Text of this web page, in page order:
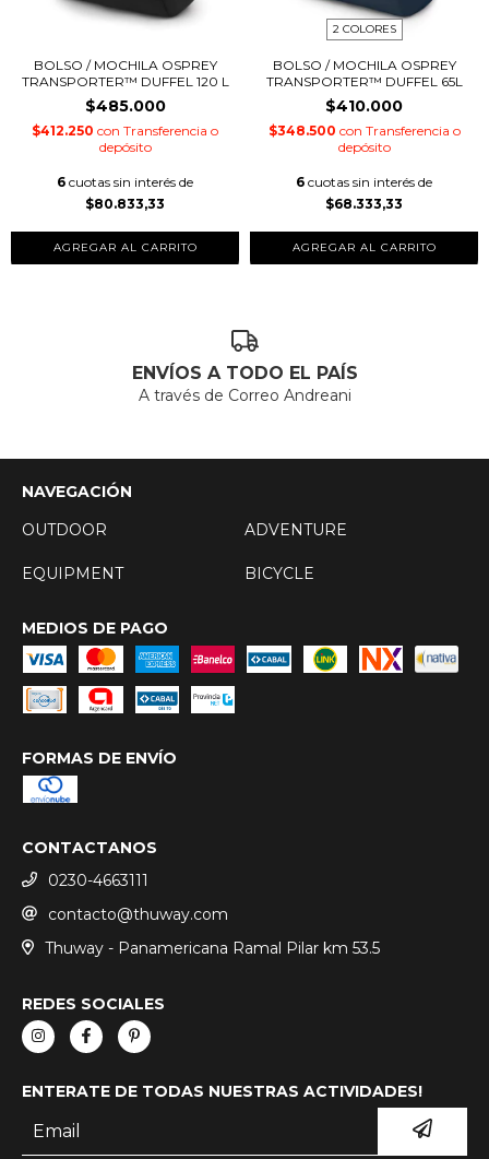
BOLSO / MOCHILA OSPREY
TRANSPORTER™ DUFFEL 120 L
$485.000
$412.250 con Transferencia o
depósito
6 cuotas sin interés de
$80.833,33
2 COLORES
BOLSO / MOCHILA OSPREY
TRANSPORTER™ DUFFEL 65L
$410.000
$348.500 con Transferencia o
depósito
6 cuotas sin interés de
$68.333,33
AGREGAR AL CARRITO
ENVÍOS A TODO EL PAÍS
A través de Correo Andreani
NAVEGACIÓN
OUTDOOR
ADVENTURE
EQUIPMENT BICYCLE
MEDIOS DE PAGO
FORMAS DE ENVÍO
CONTACTANOS
0230-4663111
contacto@thuway.com
Thuway - Panamericana Ramal Pilar km 53.5
REDES SOCIALES
ENTERATE DE TODAS NUESTRAS ACTIVIDADES!